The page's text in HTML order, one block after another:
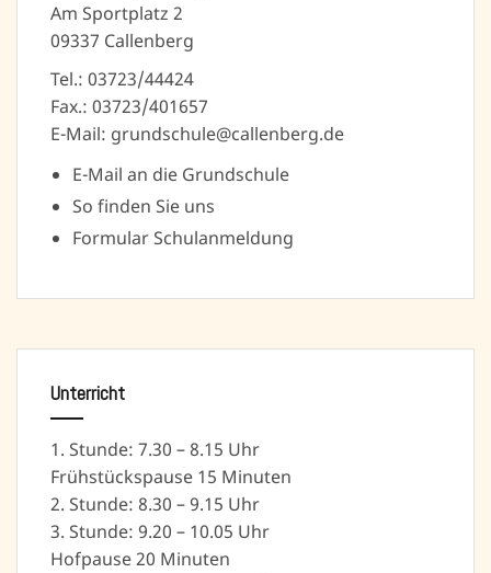
Am Sportplatz 2
09337 Callenberg
Tel.: 03723/44424
Fax.: 03723/401657
E-Mail: grundschule@callenberg.de
E-Mail an die Grundschule
So finden Sie uns
Formular Schulanmeldung
Unterricht
1. Stunde: 7.30 – 8.15 Uhr
Frühstückspause 15 Minuten
2. Stunde: 8.30 – 9.15 Uhr
3. Stunde: 9.20 – 10.05 Uhr
Hofpause 20 Minuten